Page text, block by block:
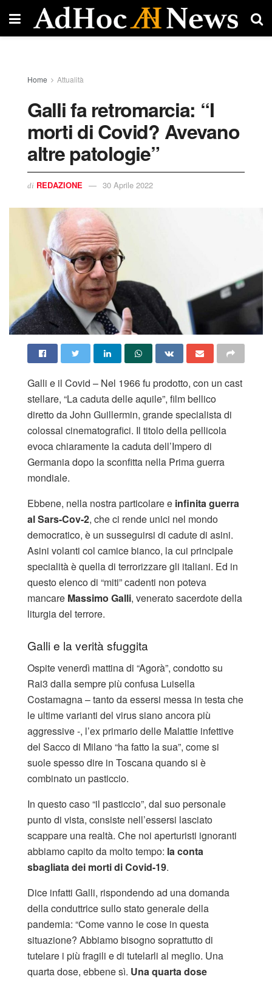
Home Attualità
Galli fa retromarcia: “I
morti di Covid? Avevano
altre patologie”
di REDAZIONE 30 Aprile 2022
Galli e il Covid – Nel 1966 fu prodotto, con un cast
stellare, “La caduta delle aquile”, film bellico
diretto da John Guillermin, grande specialista di
colossal cinematografici. Il titolo della pellicola
evoca chiaramente la caduta dell’Impero di
Germania dopo la sconfitta nella Prima guerra
mondiale.
Ebbene, nella nostra particolare e infinita guerra
al Sars-Cov-2, che ci rende unici nel mondo
democratico, è un susseguirsi di cadute di asini.
Asini volanti col camice bianco, la cui principale
specialità è quella di terrorizzare gli italiani. Ed in
questo elenco di “miti” cadenti non poteva
mancare Massimo Galli, venerato sacerdote della
liturgia del terrore.
Galli e la verità sfuggita
Ospite venerdì mattina di “Agorà”, condotto su
Rai3 dalla sempre più confusa Luisella
Costamagna – tanto da essersi messa in testa che
le ultime varianti del virus siano ancora più
aggressive -, l’ex primario delle Malattie infettive
del Sacco di Milano “ha fatto la sua”, come si
suole spesso dire in Toscana quando si è
combinato un pasticcio.
In questo caso “il pasticcio”, dal suo personale
punto di vista, consiste nell’essersi lasciato
scappare una realtà. Che noi aperturisti ignoranti
abbiamo capito da molto tempo: la conta
sbagliata dei morti di Covid-19.
Dice infatti Galli, rispondendo ad una domanda
della conduttrice sullo stato generale della
pandemia: “Come vanno le cose in questa
situazione? Abbiamo bisogno soprattutto di
tutelare i più fragili e di tutelarli al meglio. Una
quarta dose, ebbene sì. Una quarta dose